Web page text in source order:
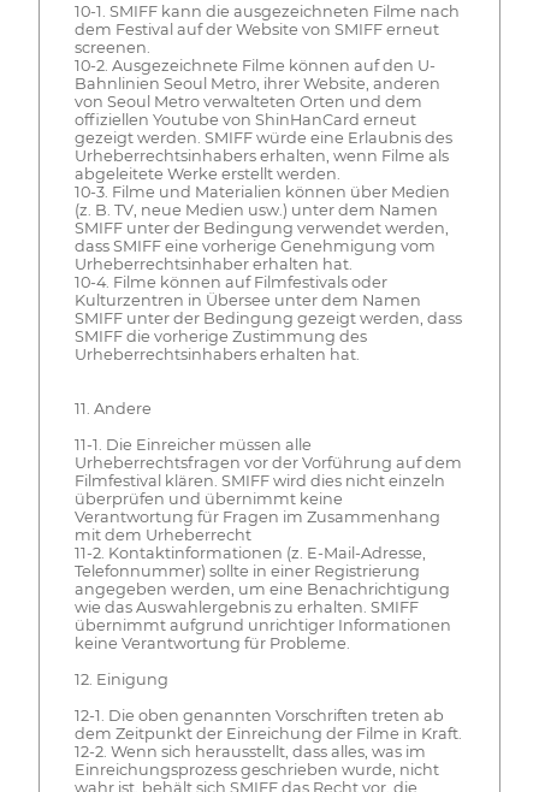
10-1. SMIFF kann die ausgezeichneten Filme nach
dem Festival auf der Website von SMIFF erneut
screenen.
10-2. Ausgezeichnete Filme können auf den U-
Bahnlinien Seoul Metro, ihrer Website, anderen
von Seoul Metro verwalteten Orten und dem
offiziellen Youtube von ShinHanCard erneut
gezeigt werden. SMIFF würde eine Erlaubnis des
Urheberrechtsinhabers erhalten, wenn Filme als
abgeleitete Werke erstellt werden.
10-3. Filme und Materialien können über Medien
(z. B. TV, neue Medien usw.) unter dem Namen
SMIFF unter der Bedingung verwendet werden,
dass SMIFF eine vorherige Genehmigung vom
Urheberrechtsinhaber erhalten hat.
10-4. Filme können auf Filmfestivals oder
Kulturzentren in Übersee unter dem Namen
SMIFF unter der Bedingung gezeigt werden, dass
SMIFF die vorherige Zustimmung des
Urheberrechtsinhabers erhalten hat.
11. Andere
11-1. Die Einreicher müssen alle
Urheberrechtsfragen vor der Vorführung auf dem
Filmfestival klären. SMIFF wird dies nicht einzeln
überprüfen und übernimmt keine
Verantwortung für Fragen im Zusammenhang
mit dem Urheberrecht
11-2. Kontaktinformationen (z. E-Mail-Adresse,
Telefonnummer) sollte in einer Registrierung
angegeben werden, um eine Benachrichtigung
wie das Auswahlergebnis zu erhalten. SMIFF
übernimmt aufgrund unrichtiger Informationen
keine Verantwortung für Probleme.
12. Einigung
12-1. Die oben genannten Vorschriften treten ab
dem Zeitpunkt der Einreichung der Filme in Kraft.
12-2. Wenn sich herausstellt, dass alles, was im
Einreichungsprozess geschrieben wurde, nicht
wahr ist, behält sich SMIFF das Recht vor, die